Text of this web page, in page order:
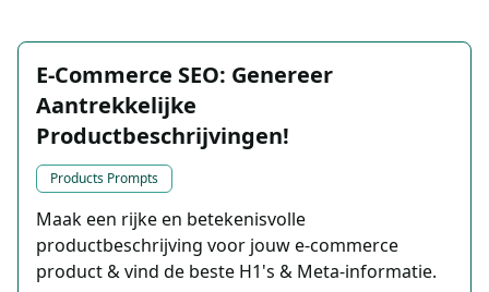
E-Commerce SEO: Genereer
Aantrekkelijke
Productbeschrijvingen!
Products Prompts
Maak een rijke en betekenisvolle
productbeschrijving voor jouw e-commerce
product & vind de beste H1's & Meta-informatie.